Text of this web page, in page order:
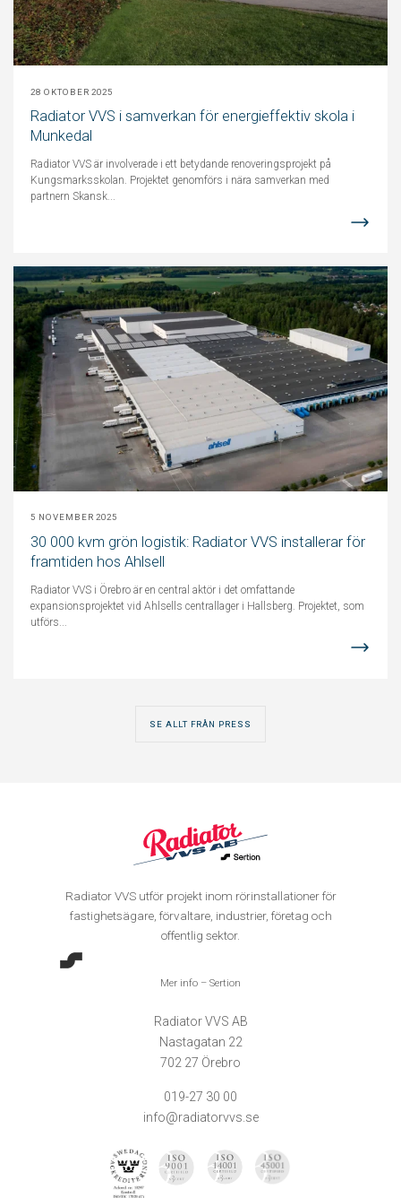
28 OKTOBER 2025
Radiator VVS i samverkan för energieffektiv skola i
Munkedal
Radiator VVS är involverade i ett betydande renoveringsprojekt på
Kungsmarksskolan. Projektet genomförs i nära samverkan med
partnern Skansk...
5 NOVEMBER 2025
30 000 kvm grön logistik: Radiator VVS installerar för
framtiden hos Ahlsell
Radiator VVS i Örebro är en central aktör i det omfattande
expansionsprojektet vid Ahlsells centrallager i Hallsberg. Projektet, som
utförs...
SE ALLT FRÅN PRESS
Radiator VVS utför projekt inom rörinstallationer för
fastighetsägare, förvaltare, industrier, företag och
offentlig sektor.
Mer info – Sertion
Radiator VVS AB
Nastagatan 22
702 27 Örebro
019-27 30 00
info@radiatorvvs.se